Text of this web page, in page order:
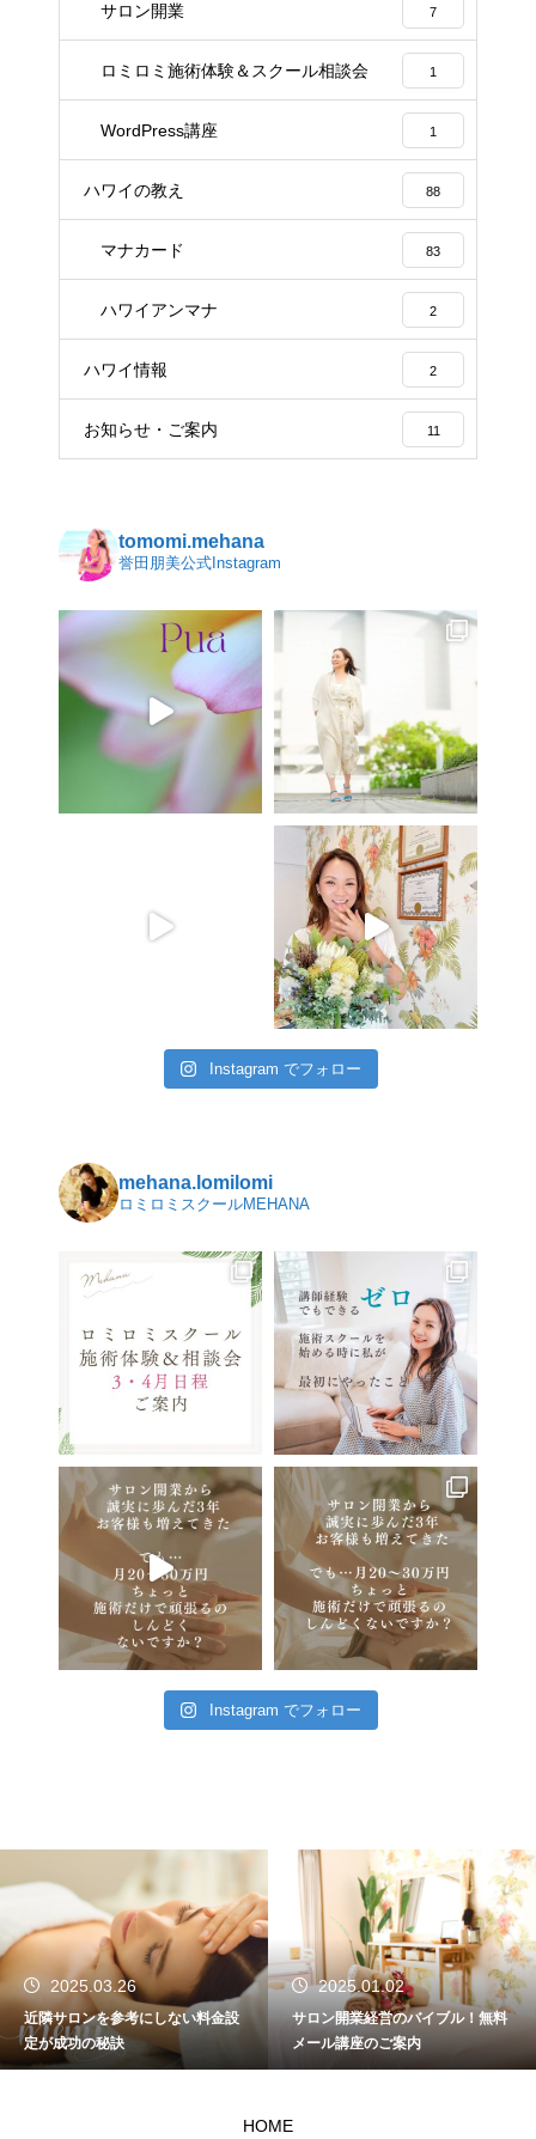
サロン開業 7
ロミロミ施術体験＆スクール相談会 1
WordPress講座 1
ハワイの教え 88
マナカード 83
ハワイアンマナ 2
ハワイ情報 2
お知らせ・ご案内 11
tomomi.mehana
誉田朋美公式Instagram
Instagram でフォロー
mehana.lomilomi
ロミロミスクールMEHANA
Instagram でフォロー
設
2025.01.02
サロン開業経営のバイブル！無料
メール講座のご案内
2024.11.08
迷いをなくす一番の方法
HOME